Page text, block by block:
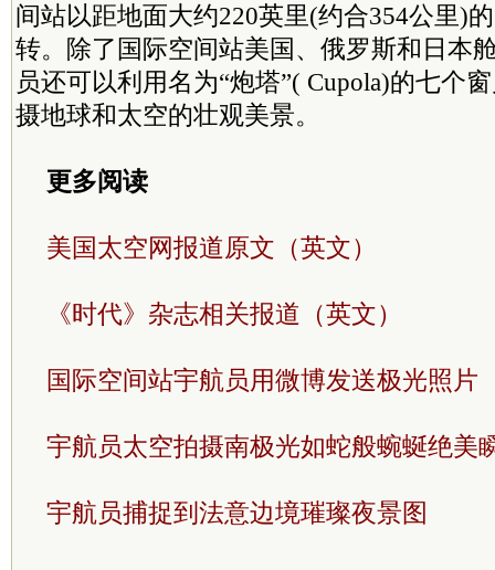
间站以距地面大约220英里(约合354公里)
转。除了国际空间站美国、俄罗斯和日本
员还可以利用名为“炮塔”( Cupola)的七个
摄地球和太空的壮观美景。
更多阅读
美国太空网报道原文（英文）
《时代》杂志相关报道（英文）
国际空间站宇航员用微博发送极光照片
宇航员太空拍摄南极光如蛇般蜿蜒绝美
宇航员捕捉到法意边境璀璨夜景图